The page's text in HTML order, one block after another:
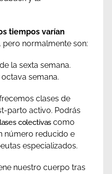
tiempos varían
pero normalmente son:
la sexta semana.
semana.
clases de
parto activo. Podrás
colectivas como
número reducido e
especializados.
nuestro cuerpo tras